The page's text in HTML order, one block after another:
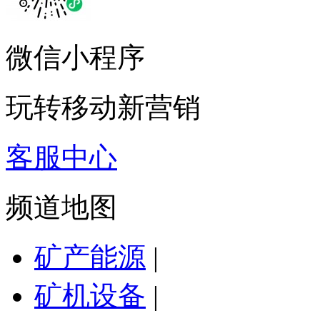
微信小程序
玩转移动新营销
客服中心
频道地图
矿产能源 |
矿机设备 |